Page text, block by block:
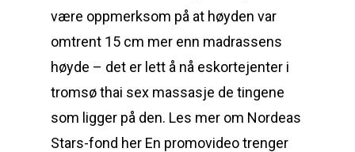
være oppmerksom på at høyden var
omtrent 15 cm mer enn madrassens
høyde – det er lett å nå eskortejenter i
tromsø thai sex massasje de tingene
som ligger på den. Les mer om Nordeas
Stars-fond her En promovideo trenger